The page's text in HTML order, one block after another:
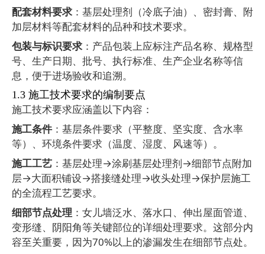
配套材料要求 ：基层处理剂（冷底子油）、密封膏、附
加层材料等配套材料的品种和技术要求。
包装与标识要求 ：产品包装上应标注产品名称、规格型
号、生产日期、批号、执行标准、生产企业名称等信
息，便于进场验收和追溯。
1.3 施工技术要求的编制要点
施工技术要求应涵盖以下内容：
施工条件 ：基层条件要求（平整度、坚实度、含水率
等）、环境条件要求（温度、湿度、风速等）。
施工工艺 ：基层处理→涂刷基层处理剂→细部节点附加
层→大面积铺设→搭接缝处理→收头处理→保护层施工
的全流程工艺要求。
细部节点处理 ：女儿墙泛水、落水口、伸出屋面管道、
变形缝、阴阳角等关键部位的详细处理要求。这部分内
容至关重要，因为70%以上的渗漏发生在细部节点处。